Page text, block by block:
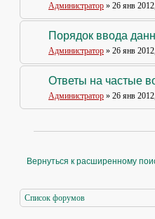
Администратор » 26 янв
Порядок ввода
Администратор » 26 янв
Ответы на частые
Администратор » 26 янв
Вернуться к расширенному
Список форумов